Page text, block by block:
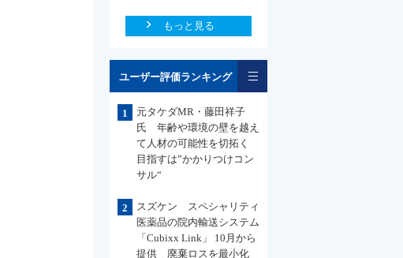
もっと見る
ユーザー評価ランキング
1
元タケダMR・藤田祥子
氏 年齢や環境の壁を越え
て人材の可能性を切拓く
目指すは”かかりつけコン
サル“
2
スズケン スペシャリティ
医薬品の院内輸送システム
「Cubixx Link」 10月から
提供 廃棄ロスを最小化